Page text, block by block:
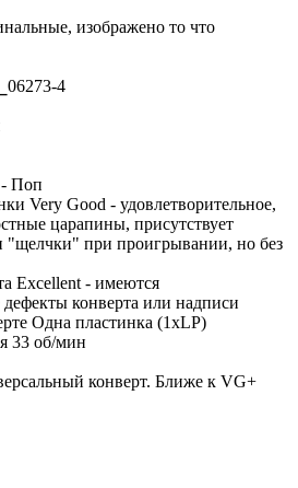
изображено то что
4
- Поп
Very Good - удовлетворительное,
царапины, присутствует
"щелчки" при проигрывании, но без
Excellent - имеются
конверта или надписи
Одна пластинка (1xLP)
33 об/мин
конверт. Ближе к VG+